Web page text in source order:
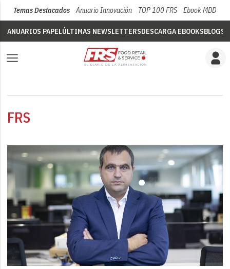
Temas Destacados Anuario Innovación TOP 100 FRS Ebook MDD
ANUARIOS PAPELÚLTIMAS NEWSLETTERSDESCARGA EBOOKSBLOGS
FRS